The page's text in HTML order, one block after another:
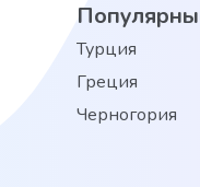
Турция
Греция
Черногория